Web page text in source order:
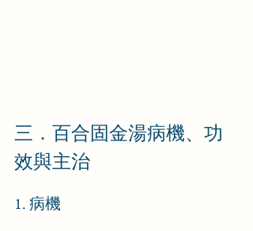
三．百合固金湯病機、功
效與主治
1. 病機